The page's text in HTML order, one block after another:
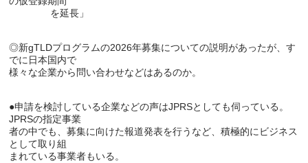
◎新gTLDプログラムの2026年募集についての説明があったが、す
でに日本国内で
様々な企業から問い合わせなどはあるのか。
●申請を検討している企業などの声はJPRSとしても伺っている。
JPRSの指定事業
者の中でも、募集に向けた報道発表を行うなど、積極的にビジネス
として取り組
まれている事業者もいる。